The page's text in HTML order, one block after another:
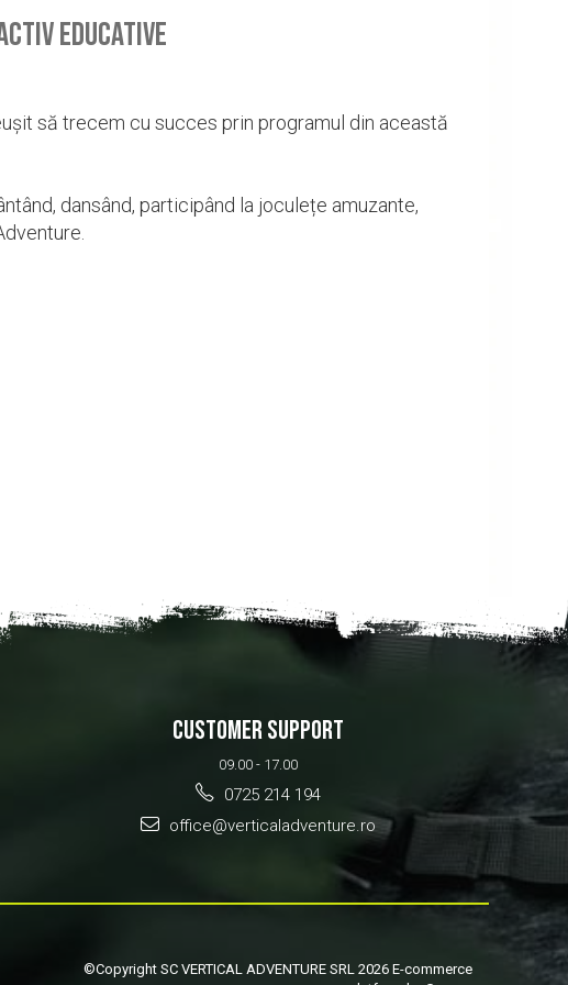
educative
să trecem cu succes prin programul din această
dansând, participând la joculețe amuzante,
CUSTOMER SUPPORT
09.00 - 17.00
0725 214 194
office@verticaladventure.ro
©Copyright SC VERTICAL ADVENTURE SRL 2026 E-commerce